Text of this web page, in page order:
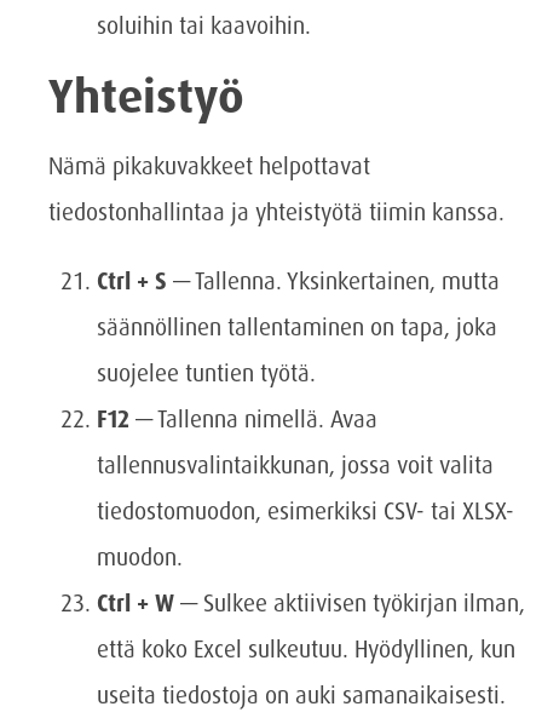
soluihin tai kaavoihin.
Yhteistyö
Nämä pikakuvakkeet helpottavat
tiedostonhallintaa ja yhteistyötä tiimin kanssa.
Ctrl + S — Tallenna. Yksinkertainen, mutta
säännöllinen tallentaminen on tapa, joka
suojelee tuntien työtä.
F12 — Tallenna nimellä. Avaa
tallennusvalintaikkunan, jossa voit valita
tiedostomuodon, esimerkiksi CSV- tai XLSX-
muodon.
Ctrl + W — Sulkee aktiivisen työkirjan ilman,
että koko Excel sulkeutuu. Hyödyllinen, kun
useita tiedostoja on auki samanaikaisesti.